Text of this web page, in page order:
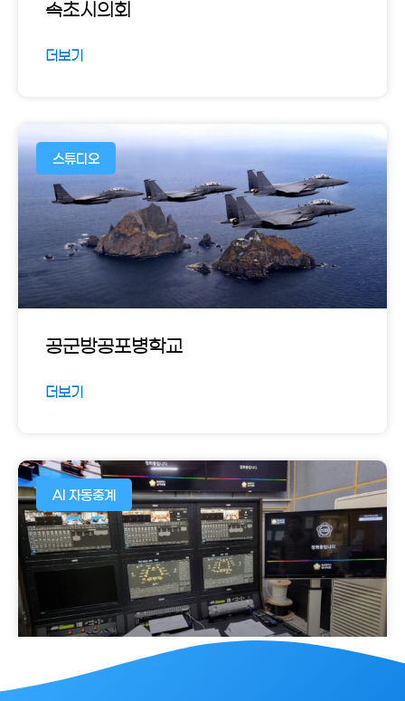
속초시의회
더보기
스튜디오
공군방공포병학교
더보기
AI 자동중계
울산 남구의회